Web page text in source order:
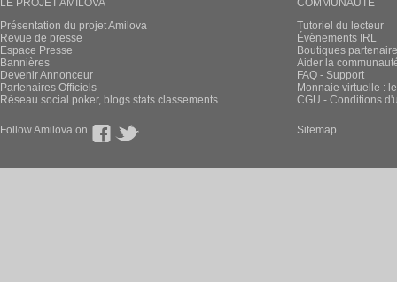
LE PROJET AMILOVA
Présentation du projet Amilova
Revue de presse
Espace Presse
Bannières
Devenir Annonceur
Partenaires Officiels
Réseau social poker, blogs stats classements
COMMUNAUTÉ
Tutoriel du lecteur
Évènements IRL
Boutiques
Aider la
FAQ - Support
Monnaie virtuelle :
CGU - Conditions
Follow Amilova on Sitemap